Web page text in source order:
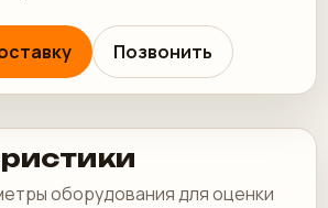
Позвонить
оборудования для оценки